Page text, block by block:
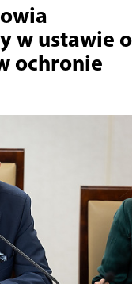
w ustawie o
ochronie